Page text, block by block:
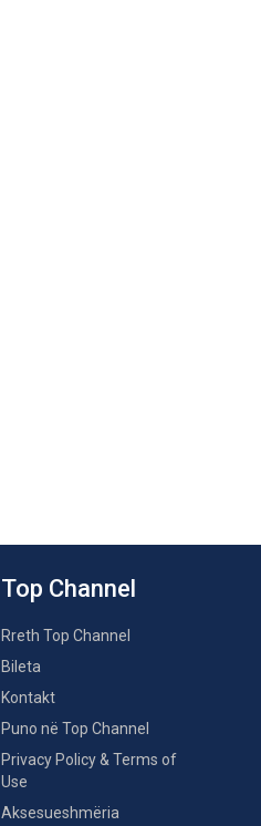
Top Channel
Rreth Top Channel
Bileta
Kontakt
Puno në Top Channel
Privacy Policy & Terms of
Use
Aksesueshmëria